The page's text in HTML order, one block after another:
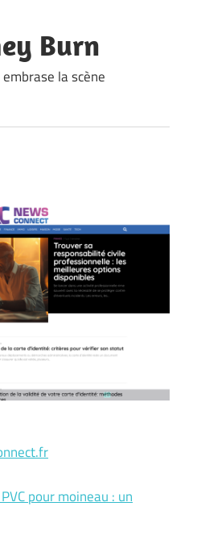
Burn
la scène
pour moineau : un